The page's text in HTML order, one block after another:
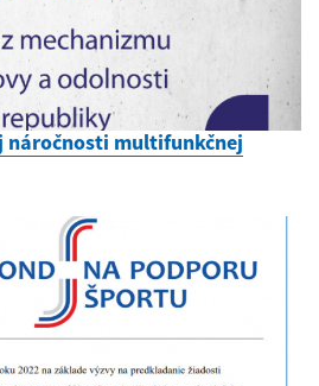
náročnosti multifunkčnej